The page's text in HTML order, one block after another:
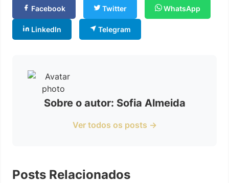
Facebook Twitter WhatsApp
LinkedIn Telegram
Sobre o autor: Sofia Almeida
Ver todos os posts →
Posts Relacionados